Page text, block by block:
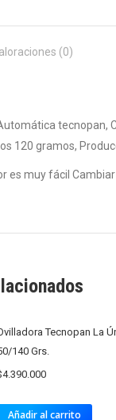
(0)
tecnopan,
120 gramos,
es muy fácil
Tecnopan La
140 Grs.
4.390.000
Añadir al carrito